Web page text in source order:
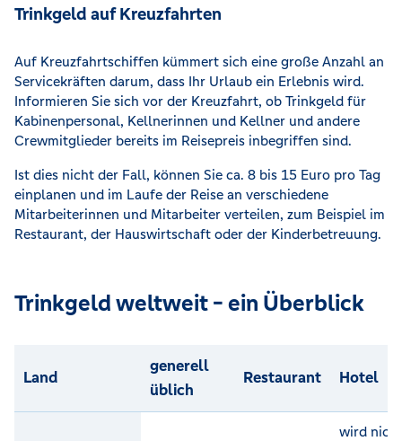
Trinkgeld auf Kreuzfahrten
Auf Kreuzfahrtschiffen kümmert sich eine große Anzahl an
Servicekräften darum, dass Ihr Urlaub ein Erlebnis wird.
Informieren Sie sich vor der Kreuzfahrt, ob Trinkgeld für
Kabinenpersonal, Kellnerinnen und Kellner und andere
Crewmitglieder bereits im Reisepreis inbegriffen sind.
Ist dies nicht der Fall, können Sie ca. 8 bis 15 Euro pro Tag
einplanen und im Laufe der Reise an verschiedene
Mitarbeiterinnen und Mitarbeiter verteilen, zum Beispiel im
Restaurant, der Hauswirtschaft oder der Kinderbetreuung.
Trinkgeld weltweit - ein Überblick
Land
generell
üblich
Restaurant Hotel
wird nicht